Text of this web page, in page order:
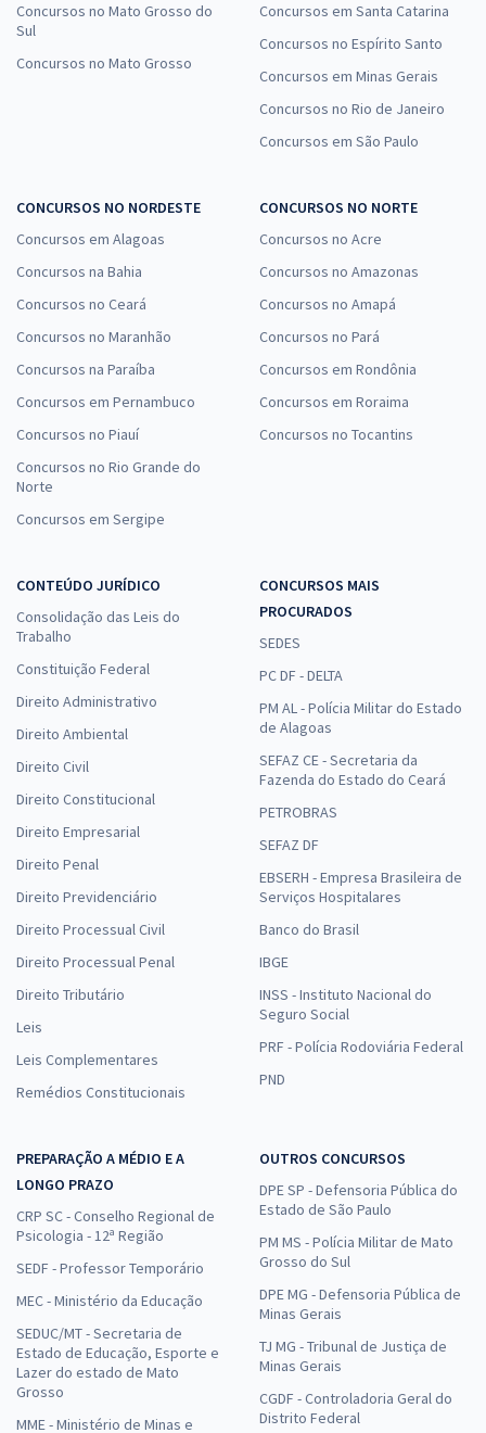
Concursos no Mato Grosso do
Sul
Concursos no Mato Grosso
Concursos em Santa Catarina
Concursos no Espírito Santo
Concursos em Minas Gerais
Concursos no Rio de Janeiro
Concursos em São Paulo
CONCURSOS NO NORDESTE
Concursos em Alagoas
Concursos na Bahia
Concursos no Ceará
Concursos no Maranhão
Concursos na Paraíba
Concursos em Pernambuco
Concursos no Piauí
Concursos no Rio Grande do
Norte
Concursos em Sergipe
CONCURSOS NO NORTE
Concursos no Acre
Concursos no Amazonas
Concursos no Amapá
Concursos no Pará
Concursos em Rondônia
Concursos em Roraima
Concursos no Tocantins
CONTEÚDO JURÍDICO
Consolidação das Leis do
Trabalho
Constituição Federal
Direito Administrativo
Direito Ambiental
Direito Civil
Direito Constitucional
Direito Empresarial
Direito Penal
Direito Previdenciário
Direito Processual Civil
Direito Processual Penal
Direito Tributário
Leis
Leis Complementares
Remédios Constitucionais
CONCURSOS MAIS
PROCURADOS
SEDES
PC DF - DELTA
PM AL - Polícia Militar do Estado
de Alagoas
SEFAZ CE - Secretaria da
Fazenda do Estado do Ceará
PETROBRAS
SEFAZ DF
EBSERH - Empresa Brasileira de
Serviços Hospitalares
Banco do Brasil
IBGE
INSS - Instituto Nacional do
Seguro Social
PRF - Polícia Rodoviária Federal
PND
PREPARAÇÃO A MÉDIO E A
LONGO PRAZO
CRP SC - Conselho Regional de
Psicologia - 12ª Região
SEDF - Professor Temporário
MEC - Ministério da Educação
SEDUC/MT - Secretaria de
Estado de Educação, Esporte e
Lazer do estado de Mato
Grosso
MME - Ministério de Minas e
OUTROS CONCURSOS
DPE SP - Defensoria Pública do
Estado de São Paulo
PM MS - Polícia Militar de Mato
Grosso do Sul
DPE MG - Defensoria Pública de
Minas Gerais
TJ MG - Tribunal de Justiça de
Minas Gerais
CGDF - Controladoria Geral do
Distrito Federal